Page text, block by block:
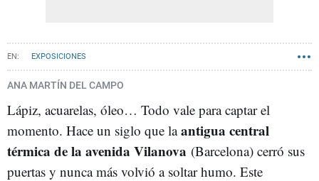
EXPOSICIONES
ANA MARTÍN DEL CAMPO
Lápiz, acuarelas, óleo… Todo vale para captar el
momento. Hace un siglo que laantigua central
térmica de la avenida Vilanova (Barcelona) cerró sus
puertas y nunca más volvió a soltar humo. Este